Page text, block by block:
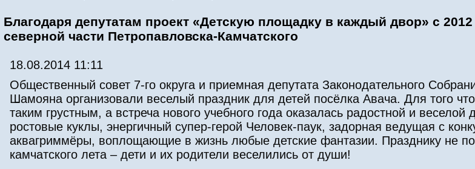
Благодаря депутатам проект «Детскую площадку в каждый двор» с
северной части Петропавловска-Камчатского
18.08.2014 11:11
Общественный совет 7-го округа и приемная депутата Законодательного
Шамояна организовали веселый праздник для детей посёлка Авача. Для того
таким грустным, а встреча нового учебного года оказалась радостной и
ростовые куклы, энергичный супер-герой Человек-паук, задорная ведущая с
аквагриммёры, воплощающие в жизнь любые детские фантазии. Празднику не
камчатского лета – дети и их родители веселились от души!